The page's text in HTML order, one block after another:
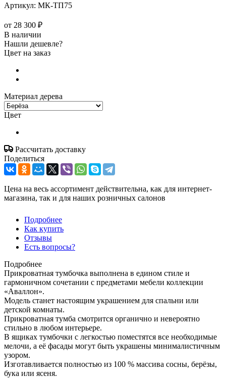
Артикул: МК-ТП75
от 28 300 ₽
В наличии
Нашли дешевле?
Цвет на заказ
Материал дерева
Цвет
Рассчитать доставку
Поделиться
Цена на весь ассортимент действительна, как для интернет-
магазина, так и для наших розничных салонов
Подробнее
Как купить
Отзывы
Есть вопросы?
Подробнее
Прикроватная тумбочка выполнена в едином стиле и
гармоничном сочетании с предметами мебели коллекции
«Аваллон».
Модель станет настоящим украшением для спальни или
детской комнаты.
Прикроватная тумба смотрится органично и невероятно
стильно в любом интерьере.
В ящиках тумбочки с легкостью поместятся все необходимые
мелочи, а её фасады могут быть украшены минималистичным
узором.
Изготавливается полностью из 100 % массива сосны, берёзы,
бука или ясеня.